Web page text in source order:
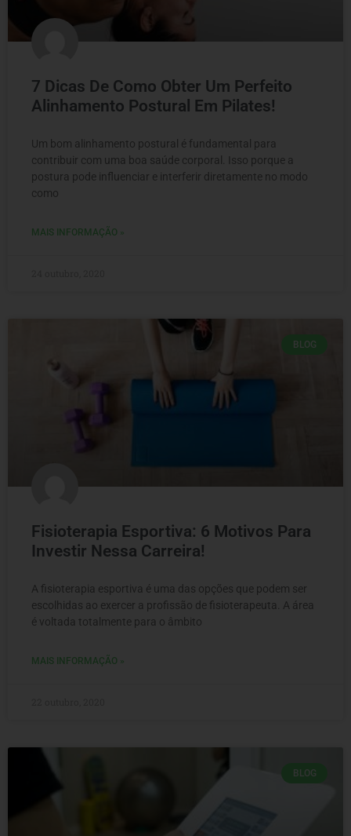
7 Dicas De Como Obter Um Perfeito
Alinhamento Postural Em Pilates!
Um bom alinhamento postural é fundamental para
contribuir com uma boa saúde corporal. Isso porque a
postura pode influenciar e interferir diretamente no modo
como
MAIS INFORMAÇÃO »
BLOG
Fisioterapia Esportiva: 6 Motivos Para
Investir Nessa Carreira!
A fisioterapia esportiva é uma das opções que podem ser
escolhidas ao exercer a profissão de fisioterapeuta. A área
é voltada totalmente para o âmbito
MAIS INFORMAÇÃO »
BLOG